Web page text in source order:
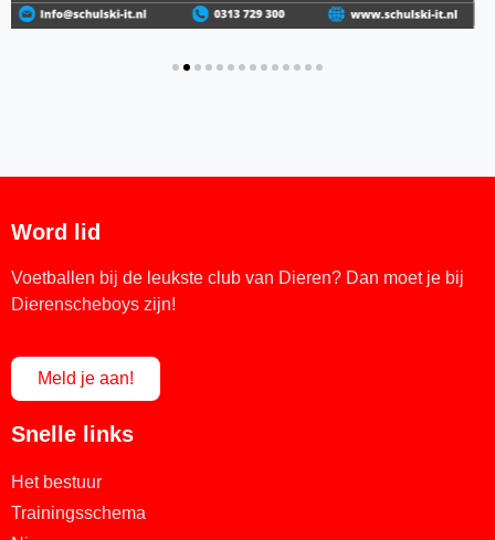
Word lid
Voetballen bij de leukste club van Dieren? Dan moet je bij
Dierenscheboys zijn!
Meld je aan!
Snelle links
Het bestuur
Trainingsschema